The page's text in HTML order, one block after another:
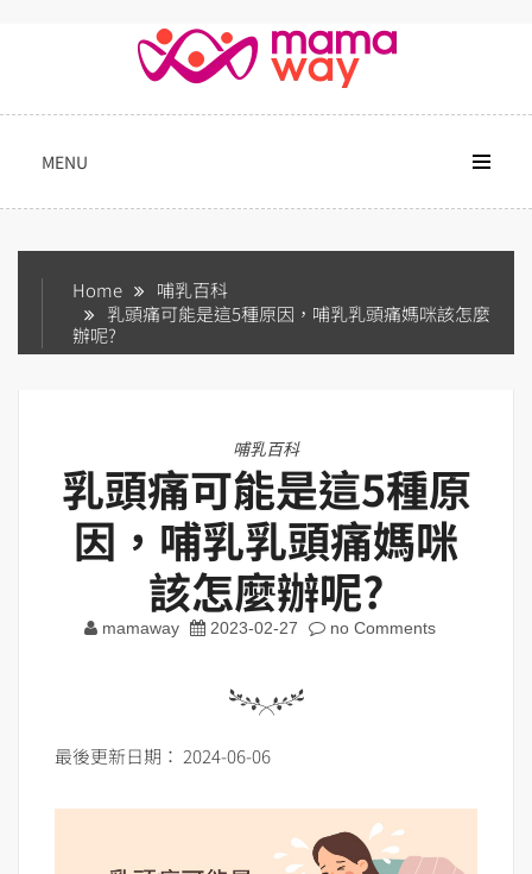
MENU
Home
哺乳百科
乳頭痛可能是這5種原因，哺乳乳頭痛媽咪該怎麼
辦呢?
哺乳百科
乳頭痛可能是這5種原
因，哺乳乳頭痛媽咪
該怎麼辦呢?
mamaway 2023-02-27 no Comments
最後更新日期： 2024-06-06